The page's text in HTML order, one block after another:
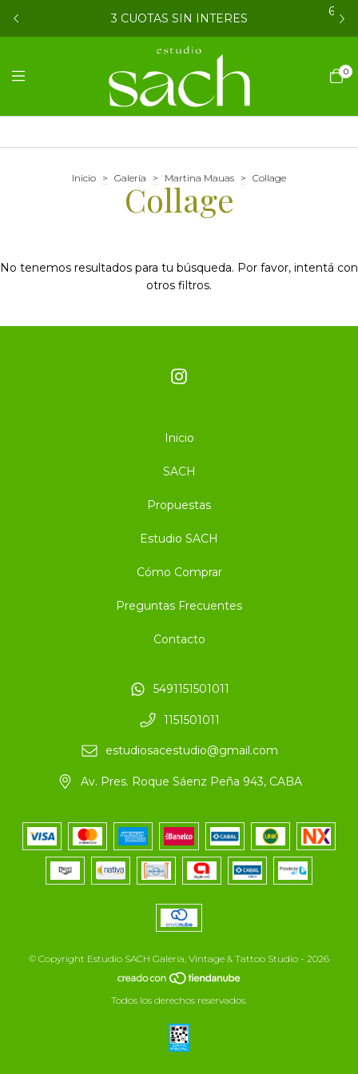
3 CUOTAS SIN INTERES 6
0
Inicio > Galería > Martina Mauas > Collage
Collage
No tenemos resultados para tu búsqueda. Por favor, intentá con
otros filtros.
Inicio
SACH
Propuestas
Estudio SACH
Cómo Comprar
Preguntas Frecuentes
Contacto
5491151501011
1151501011
estudiosacestudio@gmail.com
Av. Pres. Roque Sáenz Peña 943, CABA
© Copyright Estudio SACH Galería, Vintage & Tattoo Studio - 2026
Todos los derechos reservados.